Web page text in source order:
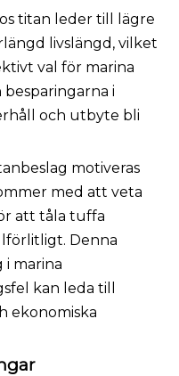
titan leder till lägre
livslängd, vilket
val för marina
i
och utbyte bli
motiveras
med att veta
att tåla tuffa
Denna
marina
kan leda till
ekonomiska